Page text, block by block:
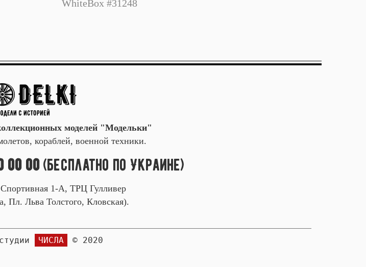
WhiteBox #31248
моделей "Модельки"
кораблей, военной техники.
00 00(бесплатно по Украине)
1-А, ТРЦ Гулливер
Пл. Льва Толстого, Кловская).
ЧИСЛА © 2020